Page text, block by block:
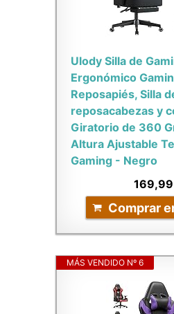
Ulody Silla de
Ergonómico
Reposapiés, Silla
reposacabezas y
Giratorio de 360
Altura Ajustable
Gaming - Negro
169,99
Comprar
MÁS VENDIDO Nº 6